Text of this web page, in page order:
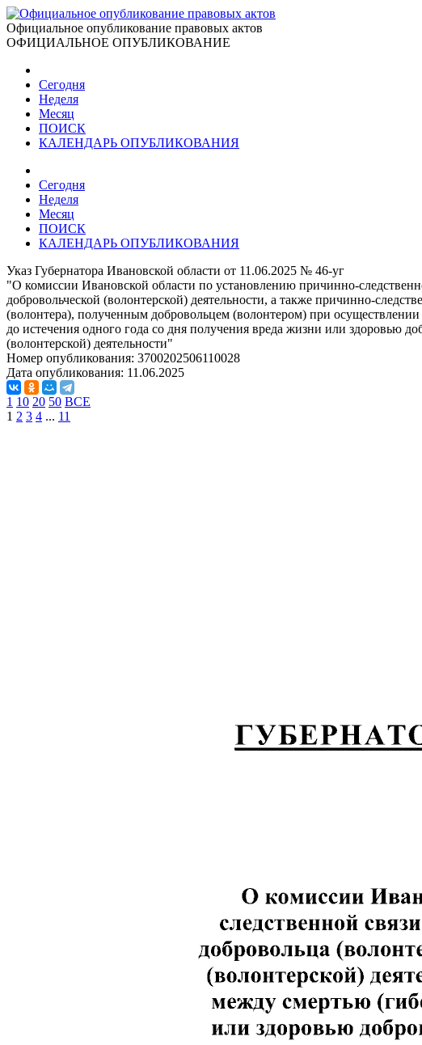
Официальное опубликование правовых актов
ОФИЦИАЛЬНОЕ ОПУБЛИКОВАНИЕ
Сегодня
Неделя
Месяц
ПОИСК
КАЛЕНДАРЬ ОПУБЛИКОВАНИЯ
Сегодня
Неделя
Месяц
ПОИСК
КАЛЕНДАРЬ ОПУБЛИКОВАНИЯ
Указ Губернатора Ивановской области от 11.06.2025 № 46-уг
"О комиссии Ивановской области по установлению причинно-
добровольческой (волонтерской) деятельности, а также причинно-
(волонтера), полученным добровольцем (волонтером) при осуществлении
до истечения одного года со дня получения вреда жизни или здоровью
(волонтерской) деятельности"
Номер опубликования: 3700202506110028
Дата опубликования: 11.06.2025
1 10 20 50 ВСЕ
1 2 3 4 ... 11